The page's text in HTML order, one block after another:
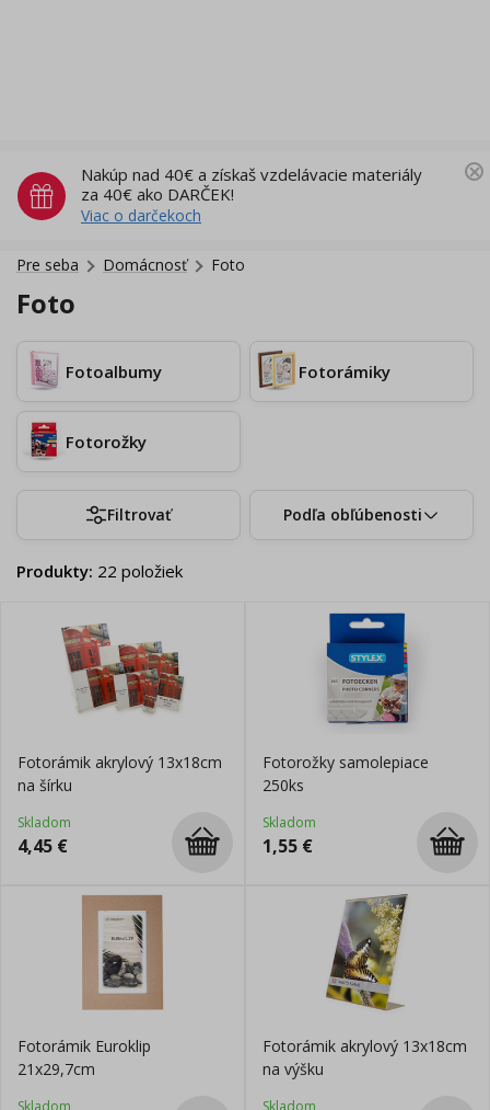
Nakúp nad 40€ a získaš vzdelávacie materiály
za 40€ ako DARČEK!
Viac o darčekoch
Pre seba Domácnosť Foto
Foto
Fotoalbumy Fotorámiky
Fotorožky
Filtrovať Podľa obľúbenosti
Produkty: 22 položiek
Fotorámik akrylový 13x18cm
na šírku
Skladom
4,45 €
Fotorožky samolepiace
250ks
Skladom
1,55 €
Fotorámik Euroklip
21x29,7cm
Skladom
Fotorámik akrylový 13x18cm
na výšku
Skladom